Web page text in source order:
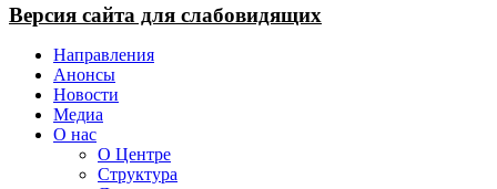
Версия сайта для слабовидящих
Направления
Анонсы
Новости
Медиа
О нас
О Центре
Структура